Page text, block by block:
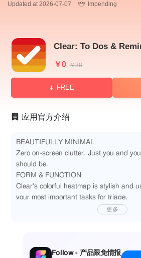
Updated at 2026-07-07 Impending
Clear: To Dos &
￥0 ￥38
FREE
应用官方介绍
BEAUTIFULLY MINIMAL
Zero on-screen clutter. Just you and
should be.
FORM & FUNCTION
Clear's colorful heatmap is stylish and
your most important tasks for triage.
Swipe to check off to ascending musical
更多
Follow - 产品限免情报